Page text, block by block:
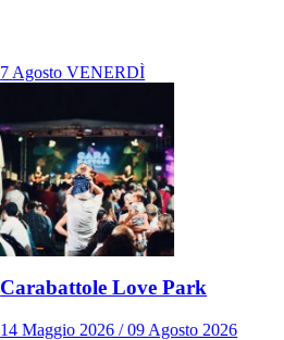
7 Agosto VENERDÌ
Carabattole Love Park
14 Maggio 2026 / 09 Agosto 2026